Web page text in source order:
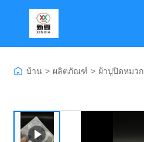
บ้าน > ผลิตภัณฑ์ > ผ้าปูปิดหมวก